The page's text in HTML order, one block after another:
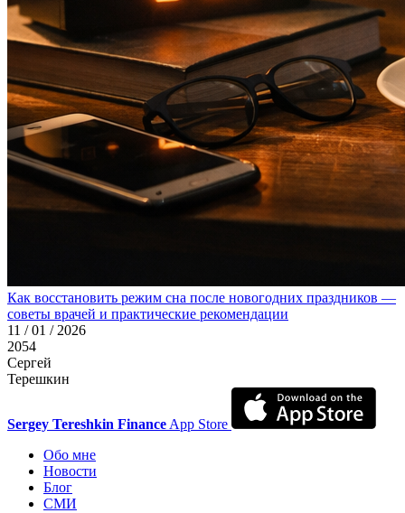
Как восстановить режим сна после новогодних праздников —
советы врачей и практические рекомендации
11 / 01 / 2026
2054
Сергей
Терешкин
Sergey Tereshkin Finance App Store
Обо мне
Новости
Блог
СМИ